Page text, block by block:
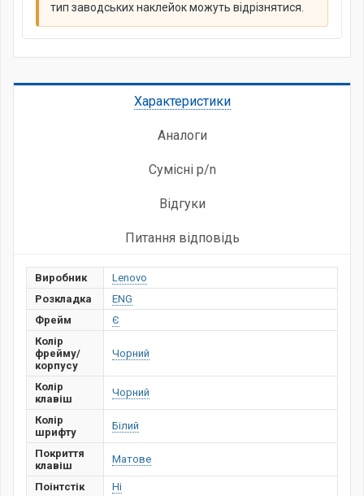
тип заводських наклейок можуть відрізнятися.
Характеристики
Аналоги
Сумісні p/n
Відгуки
Питання відповідь
Виробник
Lenovo
Розкладка
ENG
Фрейм
Є
Колір
фрейму/
корпусу
Чорний
Колір
клавіш
Чорний
Колір
шрифту
Білий
Покриття
клавіш
Матове
Поінтстік
Ні